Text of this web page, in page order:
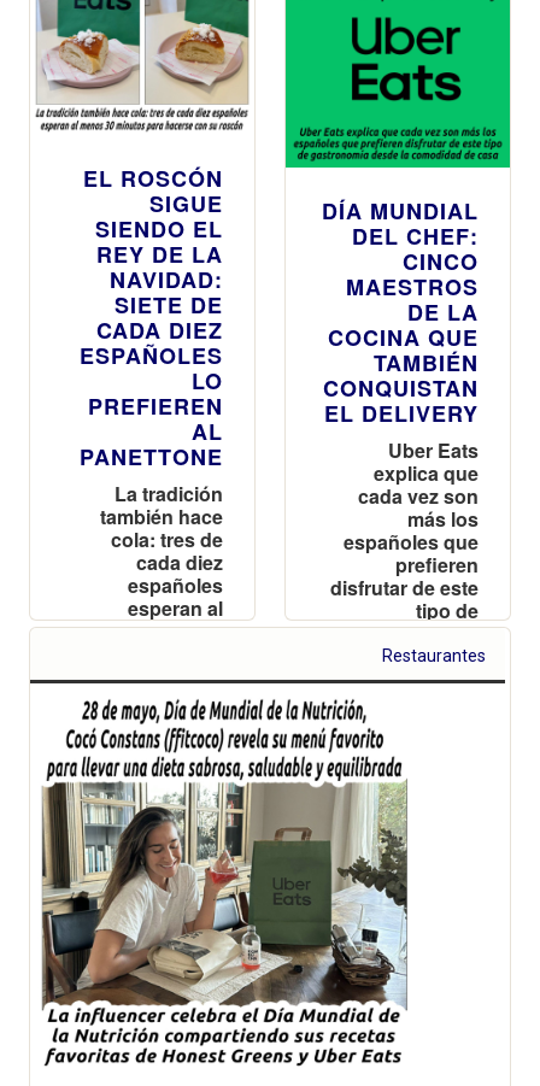
EL ROSCÓN
SIGUE
SIENDO EL
REY DE LA
NAVIDAD:
SIETE DE
CADA DIEZ
ESPAÑOLES
LO
PREFIEREN
AL
PANETTONE
La tradición
también hace
cola: tres de
cada diez
españoles
esperan al
menos 30
hacerse con su
roscón
DÍA MUNDIAL
DEL CHEF:
CINCO
MAESTROS
DE LA
COCINA QUE
TAMBIÉN
CONQUISTAN
EL DELIVERY
Uber Eats
explica que
cada vez son
más los
españoles que
prefieren
disfrutar de este
tipo de
gastronomía
desde la
comodidad de
Restaurantes